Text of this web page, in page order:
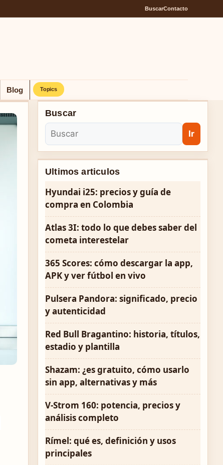
BuscarContacto
Blog Topics
Buscar
Ir
Ultimos articulos
Hyundai i25: precios y guía de
compra en Colombia
Atlas 3I: todo lo que debes saber del
cometa interestelar
365 Scores: cómo descargar la app,
APK y ver fútbol en vivo
Pulsera Pandora: significado, precio
y autenticidad
Red Bull Bragantino: historia, títulos,
estadio y plantilla
Shazam: ¿es gratuito, cómo usarlo
sin app, alternativas y más
V-Strom 160: potencia, precios y
análisis completo
Rímel: qué es, definición y usos
principales